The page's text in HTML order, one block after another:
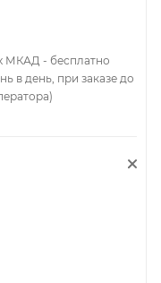
МКАД - бесплатно
в день, при заказе до